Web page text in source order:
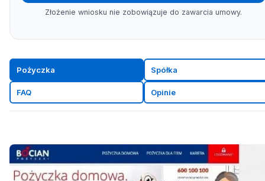
Złożenie wniosku nie zobowiązuje do zawarcia umowy.
Pożyczka Spółka
FAQ Opinie